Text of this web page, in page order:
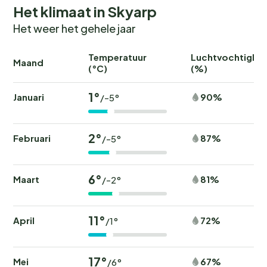
Het klimaat in Skyarp
Het weer het gehele jaar
Maand
Temperatuur
(°C)
(%)
Januari 1°/-5° 90%
Februari 2°/-5° 87%
Maart 6°/-2° 81%
April 11°/1° 72%
Mei 17°/6° 67%